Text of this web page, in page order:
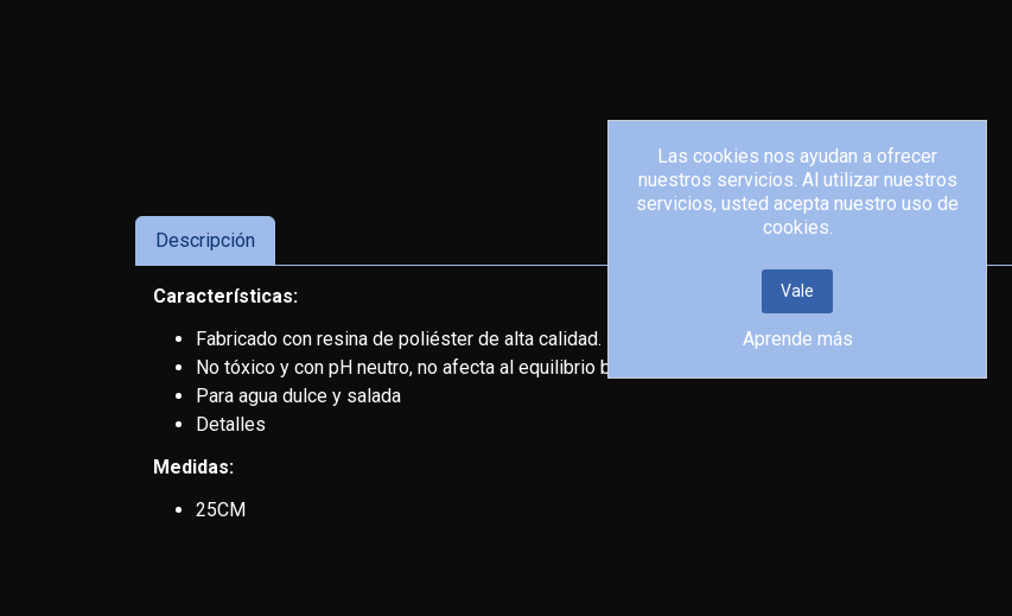
Descripción
Características:
Fabricado con resina de poliéster de alta calidad.
No tóxico y con pH neutro, no afecta al equilibrio biológico.
Para agua dulce y salada
Detalles
Medidas:
25CM
Las cookies nos ayudan a ofrecer
nuestros servicios. Al utilizar nuestros
servicios, usted acepta nuestro uso de
cookies.
Vale
Aprende más